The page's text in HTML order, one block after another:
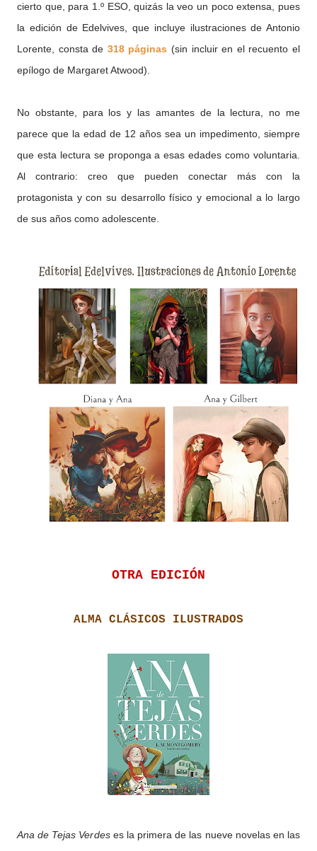
cierto que, para 1.º ESO, quizás la veo un poco extensa, pues
la edición de Edelvives, que incluye ilustraciones de Antonio
Lorente, consta de 318 páginas (sin incluir en el recuento el
epílogo de Margaret Atwood).
No obstante, para los y las amantes de la lectura, no me
parece que la edad de 12 años sea un impedimento, siempre
que esta lectura se proponga a esas edades como voluntaria.
Al contrario: creo que pueden conectar más con la
protagonista y con su desarrollo físico y emocional a lo largo
de sus años como adolescente.
OTRA EDICIÓN
ALMA CLÁSICOS ILUSTRADOS
Ana de Tejas Verdeses la primera de las nueve novelas en las